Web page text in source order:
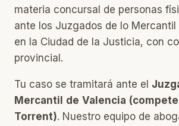
materia concursal de personas
ante los Juzgados de lo Mercantil
en la Ciudad de la Justicia, con
provincial.
Tu caso se tramitará ante el
Mercantil de Valencia
Torrent). Nuestro equipo de